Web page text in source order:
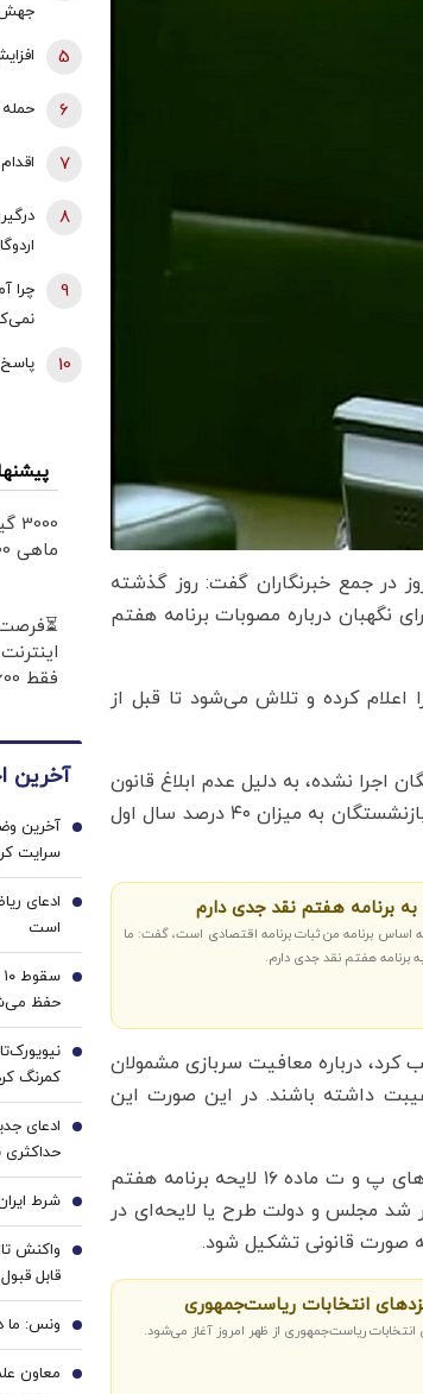
در جمع خبرنگاران گفت: روز گذشته
درباره مصوبات برنامه هفتم
کرده و تلاش می‌شود تا قبل از
اجرا نشده، به دلیل عدم ابلاغ قانون
برنامه هفتم بوده است؛ با ابلاغ برنامه هفتم شاهد اجرای متناسب‌سازی حقوق بازنشستگان به میزان ۴۰ درصد سال اول
برنامه هفتم نقد جدی دارم
اساس برنامه من ثبات برنامه اقتصادی است، گفت: ما
هفتم نقد جدی دارم.
درباره معافیت سربازی مشمولان
غیبت داشته باشند. در این صورت این
سخنگوی کمیسیون تلفیق برنامه هفتم همچنین اظهار کرد: مجمع تشخیص بندهای پ و ت ماده ۱۶ لایحه برنامه هفتم
شد مجلس و دولت طرح یا لایحه‌ای در
صورت قانونی تشکیل شود.
انتخابات ریاست‌جمهوری
انتخابات ریاست‌جمهوری از ظهر امروز آغاز می‌شود.
جهش
5
حمله 6
7
8
چرا
9
پاسخ 10
ماهی 100 هزار تومان
فقط 600 هزارتومان!!
آخرین
آخرین
سرایت
1
است
2
حفظ
3
کمرنگ
4
ادعای
حداکثری
5
شرط 6
واکنش
قابل
7
ونس: ما 8
معاون
9